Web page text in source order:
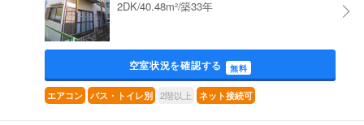
2DK/40.48m²/築33年
空室状況を確認する 無料
エアコン バス・トイレ別 2階以上 ネット接続可